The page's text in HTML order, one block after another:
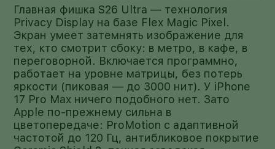
Главная фишка S26 Ultra — технология
Privacy Display на базе Flex Magic Pixel.
Экран умеет затемнять изображение для
тех, кто смотрит сбоку: в метро, в кафе, в
переговорной. Включается программно,
работает на уровне матрицы, без потерь
яркости (пиковая — до 3000 нит). У iPhone
17 Pro Max ничего подобного нет. Зато
Apple по-прежнему сильна в
цветопередаче: ProMotion с адаптивной
частотой до 120 Гц, антибликовое покрытие